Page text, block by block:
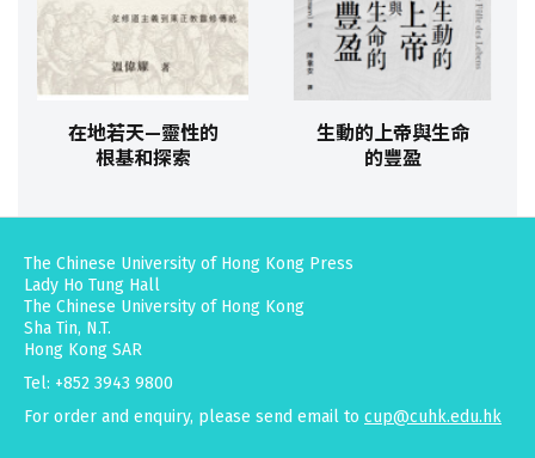
在地若天—靈性的
根基和探索
生動的上帝與生命
的豐盈
The Chinese University of Hong Kong Press
Lady Ho Tung Hall
The Chinese University of Hong Kong
Sha Tin, N.T.
Hong Kong SAR
Tel: +852 3943 9800
For order and enquiry, please send email to cup@cuhk.edu.hk